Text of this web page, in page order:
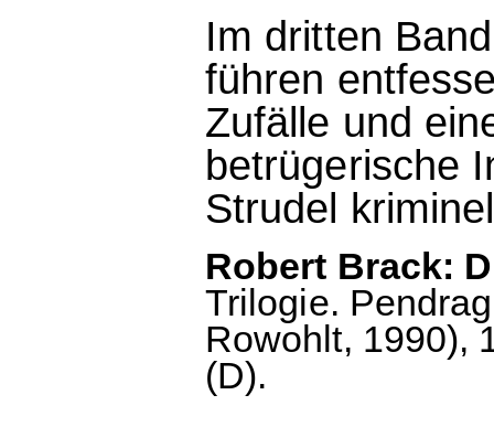
Im dritten
führen
Zufälle und
betrügerische
Strudel
Robert Brack:
Trilogie.
Rowohlt, 1990),
(D).